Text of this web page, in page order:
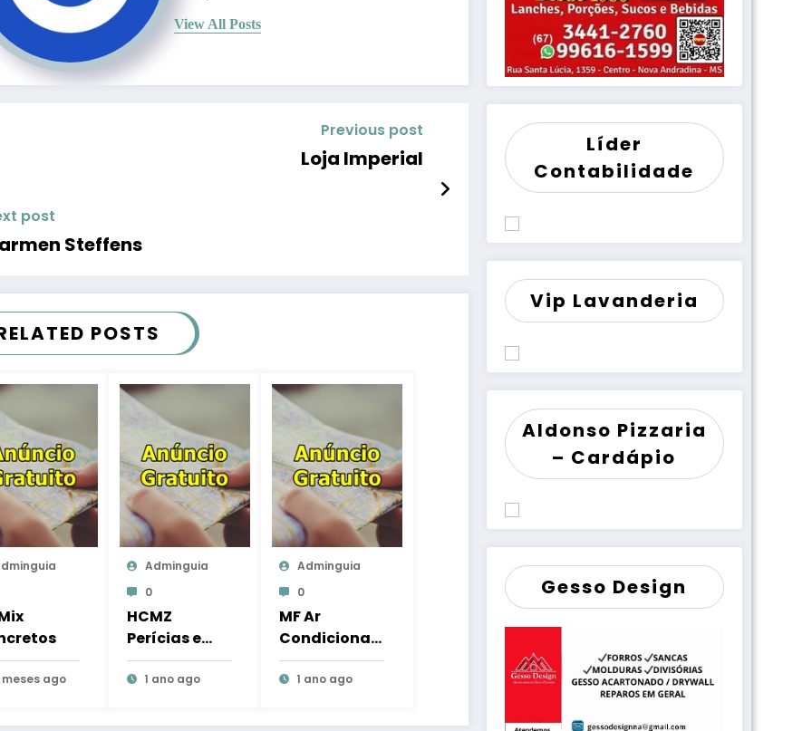
View All Posts
Previous post
Loja Imperial
post
Steffens
POSTS
ago
Adminguia
0
HCMZ
Perícias e
Consultoria
Contábil
1 ano ago
Adminguia
0
MF Ar
Condicionad
o
1 ano ago
Líder
Contabilidade
Vip Lavanderia
Aldonso Pizzaria
– Cardápio
Gesso Design